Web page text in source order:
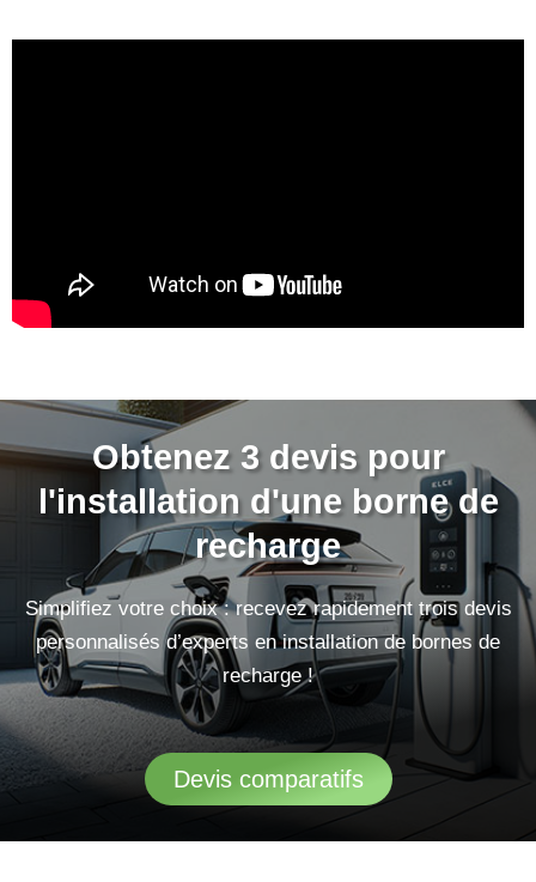
Obtenez 3 devis pour
l'installation d'une borne de
recharge
Simplifiez votre choix : recevez rapidement trois devis
personnalisés d’experts en installation de bornes de
recharge !
Devis comparatifs